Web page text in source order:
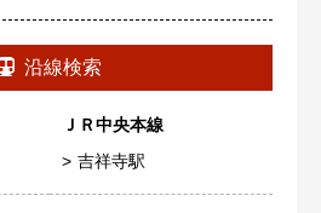
沿線検索
ＪＲ中央本線
吉祥寺駅